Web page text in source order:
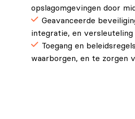
opslagomgevingen door
Geavanceerde
integratie, en
Toegang en
waarborgen, en te zorgen